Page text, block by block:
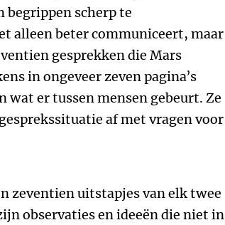
begrippen scherp te
alleen beter communiceert, maar
gesprekken die Mars
in ongeveer zeven pagina’s
wat er tussen mensen gebeurt. Ze
af met vragen voor
zeventien uitstapjes van elk twee
observaties en ideeën die niet in